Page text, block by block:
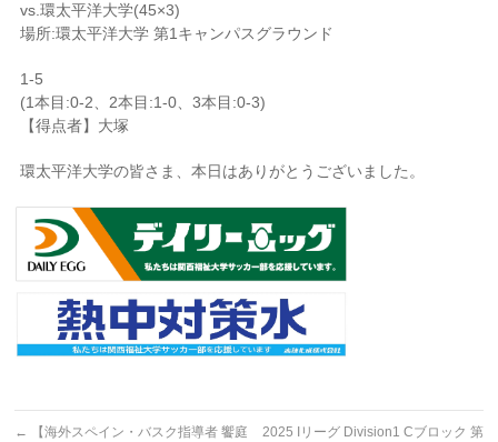
vs.環太平洋大学(45×3)
場所:環太平洋大学 第1キャンパスグラウンド
1-5
(1本目:0-2、2本目:1-0、3本目:0-3)
【得点者】大塚
環太平洋大学の皆さま、本日はありがとうございました。
←
【海外スペイン・バスク指導者 饗庭
2025 Iリーグ Division1 Cブロック 第